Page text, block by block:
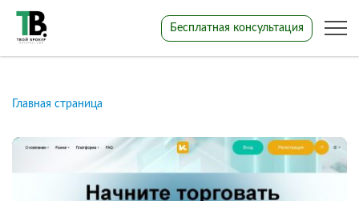
Бесплатная консультация
Главная страница